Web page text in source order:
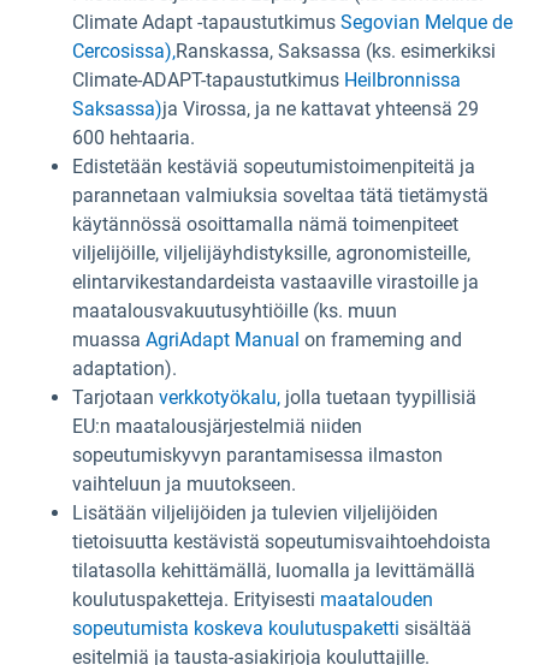
Climate Adapt -tapaustutkimus Segovian Melque de
Cercosissa),Ranskassa, Saksassa (ks. esimerkiksi
Climate-ADAPT-tapaustutkimus Heilbronnissa
Saksassa)ja Virossa, ja ne kattavat yhteensä 29
600 hehtaaria.
Edistetään kestäviä sopeutumistoimenpiteitä ja
parannetaan valmiuksia soveltaa tätä tietämystä
käytännössä osoittamalla nämä toimenpiteet
viljelijöille, viljelijäyhdistyksille, agronomisteille,
elintarvikestandardeista vastaaville virastoille ja
maatalousvakuutusyhtiöille (ks. muun
muassa AgriAdapt Manual on frameming and
adaptation).
Tarjotaan verkkotyökalu, jolla tuetaan tyypillisiä
EU:n maatalousjärjestelmiä niiden
sopeutumiskyvyn parantamisessa ilmaston
vaihteluun ja muutokseen.
Lisätään viljelijöiden ja tulevien viljelijöiden
tietoisuutta kestävistä sopeutumisvaihtoehdoista
tilatasolla kehittämällä, luomalla ja levittämällä
koulutuspaketteja. Erityisesti maatalouden
sopeutumista koskeva koulutuspaketti sisältää
esitelmiä ja tausta-asiakirjoja kouluttajille.